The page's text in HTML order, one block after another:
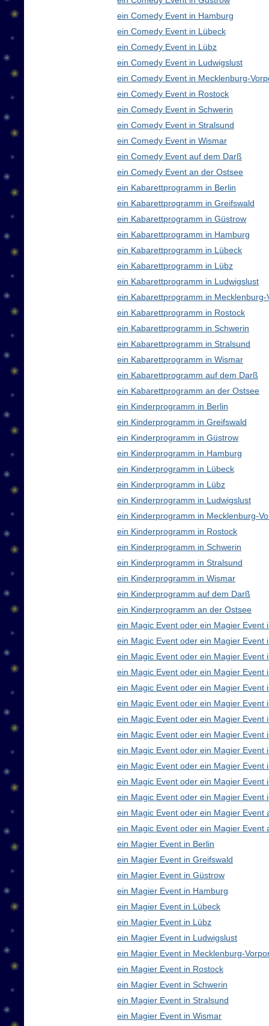
ein Comedy Event in Hamburg
ein Comedy Event in Lübeck
ein Comedy Event in Lübz
ein Comedy Event in Ludwigslust
ein Comedy Event in Mecklenburg-
ein Comedy Event in Rostock
ein Comedy Event in Schwerin
ein Comedy Event in Stralsund
ein Comedy Event in Wismar
ein Comedy Event auf dem Darß
ein Comedy Event an der Ostsee
ein Kabarettprogramm in Berlin
ein Kabarettprogramm in Greifswald
ein Kabarettprogramm in Güstrow
ein Kabarettprogramm in Hamburg
ein Kabarettprogramm in Lübeck
ein Kabarettprogramm in Lübz
ein Kabarettprogramm in Ludwigslust
ein Kabarettprogramm in
ein Kabarettprogramm in Rostock
ein Kabarettprogramm in Schwerin
ein Kabarettprogramm in Stralsund
ein Kabarettprogramm in Wismar
ein Kabarettprogramm auf dem Darß
ein Kabarettprogramm an der Ostsee
ein Kinderprogramm in Berlin
ein Kinderprogramm in Greifswald
ein Kinderprogramm in Güstrow
ein Kinderprogramm in Hamburg
ein Kinderprogramm in Lübeck
ein Kinderprogramm in Lübz
ein Kinderprogramm in Ludwigslust
ein Kinderprogramm in Mecklenburg-
ein Kinderprogramm in Rostock
ein Kinderprogramm in Schwerin
ein Kinderprogramm in Stralsund
ein Kinderprogramm in Wismar
ein Kinderprogramm auf dem Darß
ein Kinderprogramm an der Ostsee
ein Magic Event oder ein Magier Event
ein Magic Event oder ein Magier Event
ein Magic Event oder ein Magier Event
ein Magic Event oder ein Magier Event
ein Magic Event oder ein Magier Event
ein Magic Event oder ein Magier Event
ein Magic Event oder ein Magier Event
ein Magic Event oder ein Magier Event
ein Magic Event oder ein Magier Event
ein Magic Event oder ein Magier Event
ein Magic Event oder ein Magier Event
ein Magic Event oder ein Magier Event
ein Magic Event oder ein Magier Event
ein Magic Event oder ein Magier Event
ein Magier Event in Berlin
ein Magier Event in Greifswald
ein Magier Event in Güstrow
ein Magier Event in Hamburg
ein Magier Event in Lübeck
ein Magier Event in Lübz
ein Magier Event in Ludwigslust
ein Magier Event in Mecklenburg-
ein Magier Event in Rostock
ein Magier Event in Schwerin
ein Magier Event in Stralsund
ein Magier Event in Wismar